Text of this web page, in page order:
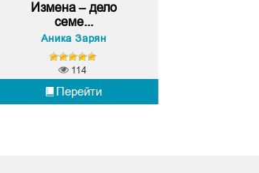
Измена – дело
семе...
Аника Зарян
Перейти
114